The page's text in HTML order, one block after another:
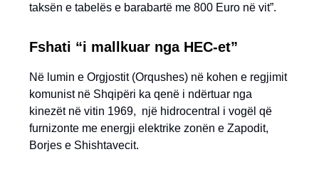
taksën e tabelës e barabartë me 800 Euro në vit”.
Fshati “i mallkuar nga HEC-et”
Në lumin e Orgjostit (Orqushes) në kohen e regjimit
komunist në Shqipëri ka qenë i ndërtuar nga
kinezët në vitin 1969, një hidrocentral i vogël që
furnizonte me energji elektrike zonën e Zapodit,
Borjes e Shishtavecit.